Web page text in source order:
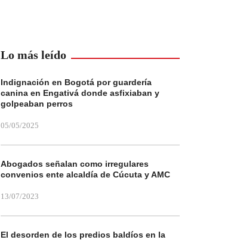
Lo más leído
Indignación en Bogotá por guardería
canina en Engativá donde asfixiaban y
golpeaban perros
05/05/2025
Abogados señalan como irregulares
convenios ente alcaldía de Cúcuta y AMC
13/07/2023
El desorden de los predios baldíos en la